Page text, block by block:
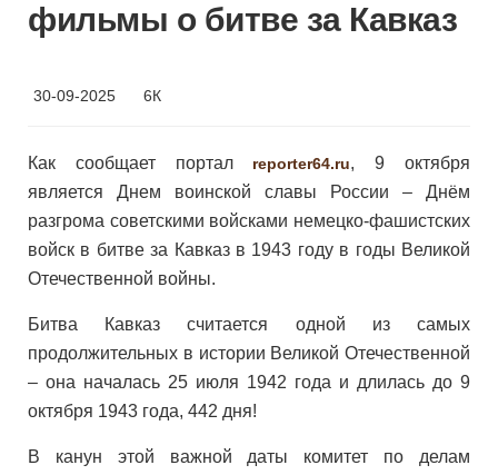
фильмы о битве за Кавказ
30-09-2025 6К
Как сообщает портал reporter64.ru, 9 октября
является Днем воинской славы России – Днём
разгрома советскими войсками немецко-фашистских
войск в битве за Кавказ в 1943 году в годы Великой
Отечественной войны.
Битва Кавказ считается одной из самых
продолжительных в истории Великой Отечественной
– она началась 25 июля 1942 года и длилась до 9
октября 1943 года, 442 дня!
В канун этой важной даты комитет по делам